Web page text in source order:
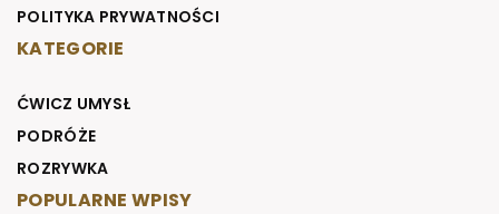
POLITYKA PRYWATNOŚCI
KATEGORIE
ĆWICZ UMYSŁ
PODRÓŻE
ROZRYWKA
POPULARNE WPISY